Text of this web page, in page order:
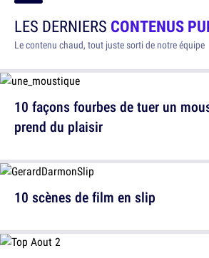
LES DERNIERS CONTENUS
Le contenu chaud, tout juste sorti de notre équipe
10 façons fourbes de tuer un
prend du plaisir
10 scènes de film en slip